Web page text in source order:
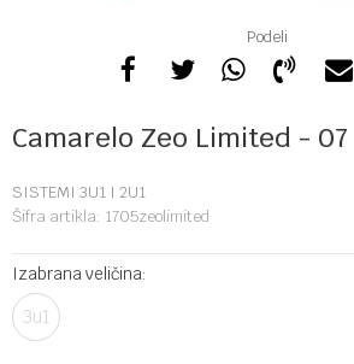
Podeli
Camarelo Zeo Limited - 07
SISTEMI 3U1 I 2U1
Šifra artikla: 1705zeolimited
Izabrana veličina:
3u1